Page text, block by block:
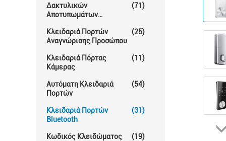
Δακτυλικών
Αποτυπωμάτων
(71)
Κλειδαριά Πορτών
Αναγνώρισης Προσώπου
(25)
Κλειδαριά Πόρτας
Κάμερας
(11)
Αυτόματη Κλειδαριά
Πορτών
(54)
Κλειδαριά Πορτών
Bluetooth
(31)
Κωδικός Κλειδώματος
(19)